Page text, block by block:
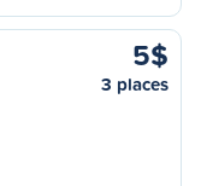
5$
3 places